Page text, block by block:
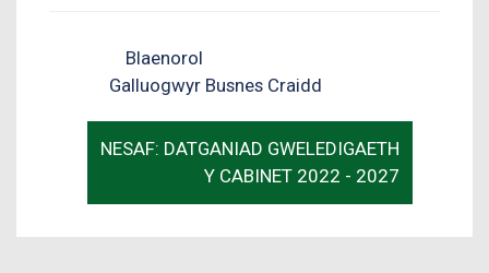
Blaenorol
Galluogwyr Busnes Craidd
NESAF: DATGANIAD GWELEDIGAETH
Y CABINET 2022 - 2027